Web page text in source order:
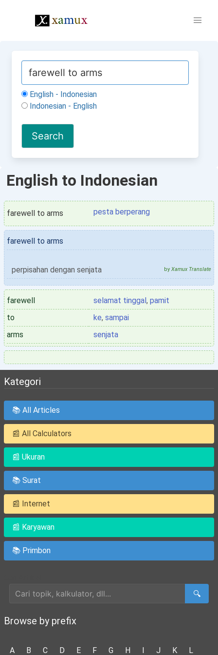
English - Indonesian
Indonesian - English
English to Indonesian
farewell to arms pesta berperang
farewell to arms
perpisahan dengan senjata by Xamux Translate
farewell selamat tinggal, pamit
to
ke, sampai
arms
senjata
Kategori
📚 All Articles
📰 All Calculators
📰 Ukuran
📚 Surat
📰 Internet
📰 Karyawan
📚 Primbon
🔍
Browse by prefix
A B C D E F G H I J K L